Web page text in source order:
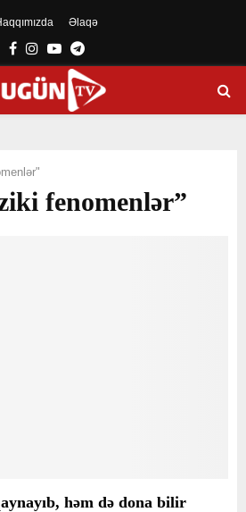
Əlaqə
Facebook
Instagram
YoutubeTelegram
fenomenlər”
həm də dona bilir